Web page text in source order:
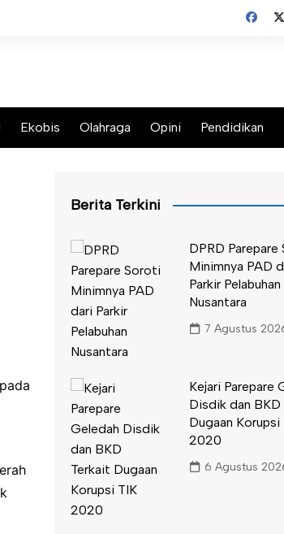
Ekobis Olahraga Opini Pendidikan
Berita Terkini
DPRD
Minimnya PAD
Parkir Pelabuhan
Nusantara
7 Agustus
Kejari Parepare
Disdik dan BKD
Dugaan Korupsi
2020
6 Agustus